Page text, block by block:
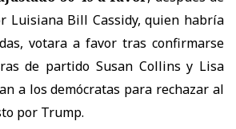
Luisiana Bill Cassidy, quien habría
votara a favor tras confirmarse
de partido Susan Collins y Lisa
a los demócratas para rechazar al
por Trump.